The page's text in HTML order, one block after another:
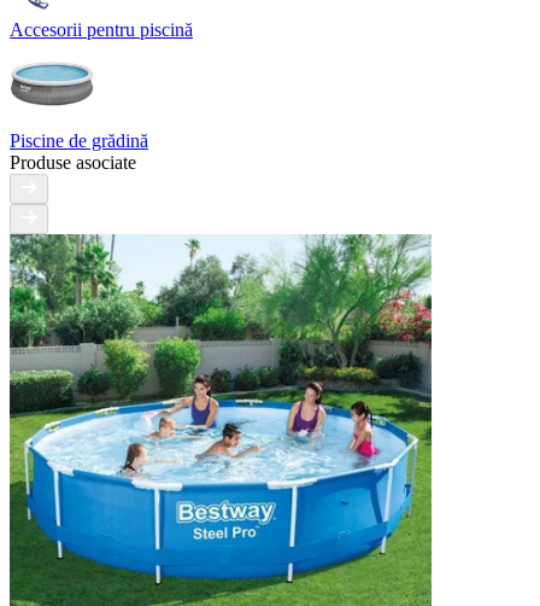
Accesorii pentru piscină
Piscine de grădină
Produse asociate